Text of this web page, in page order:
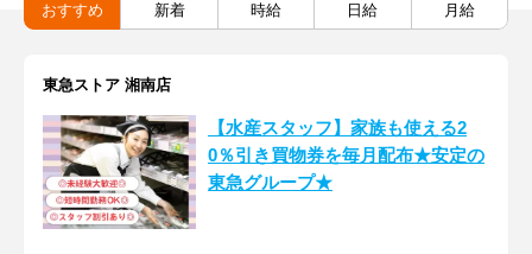
おすすめ 新着 時給 日給 月給
東急ストア 湘南店
【水産スタッフ】家族も使える2
0％引き買物券を毎月配布★安定の
東急グループ★